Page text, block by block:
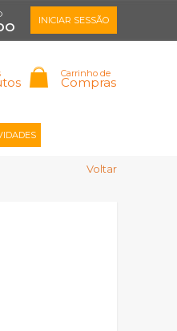
Carrinho de
Compras
INICIAR SESSÃO
Memorizar
Registar |
Voltar